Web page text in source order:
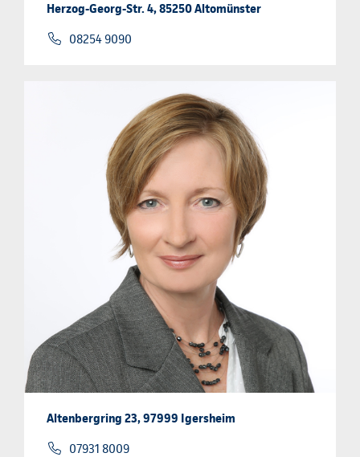
Herzog-Georg-Str. 4, 85250 Altomünster
08254 9090
Altenbergring 23, 97999 Igersheim
07931 8009